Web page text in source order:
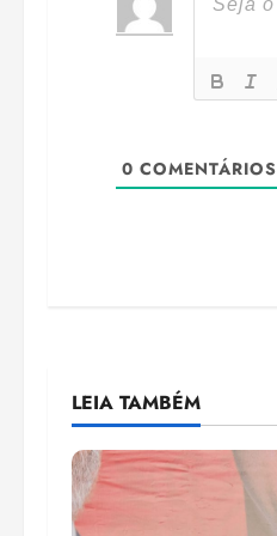
0 COMENTÁRIOS
LEIA TAMBÉM